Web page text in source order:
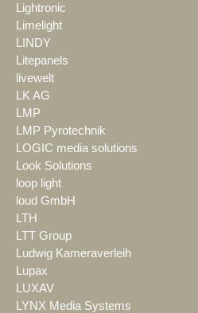
Lightronic
Limelight
LINDY
Litepanels
livewelt
LK AG
LMP
LMP Pyrotechnik
LOGIC media solutions
Look Solutions
loop light
loud GmbH
LTH
LTT Group
Ludwig Kameraverleih
Lupax
LUXAV
LYNX Media Systems